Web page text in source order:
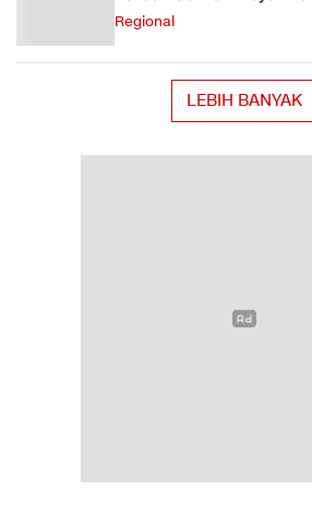
Regional
LEBIH BANYAK